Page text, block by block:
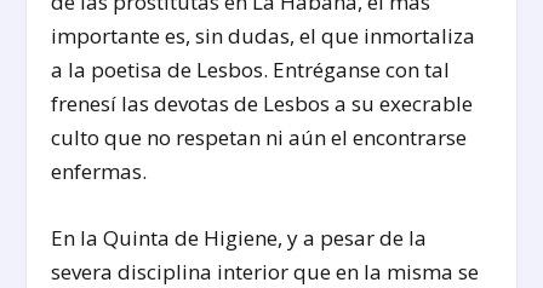
importante es, sin dudas, el que inmortaliza
a la poetisa de Lesbos. Entréganse con tal
frenesí las devotas de Lesbos a su execrable
culto que no respetan ni aún el encontrarse
enfermas.
En la Quinta de Higiene, y a pesar de la
severa disciplina interior que en la misma se